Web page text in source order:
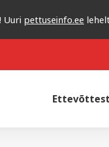
Uuri pettuseinfo.ee
Ettevõttest